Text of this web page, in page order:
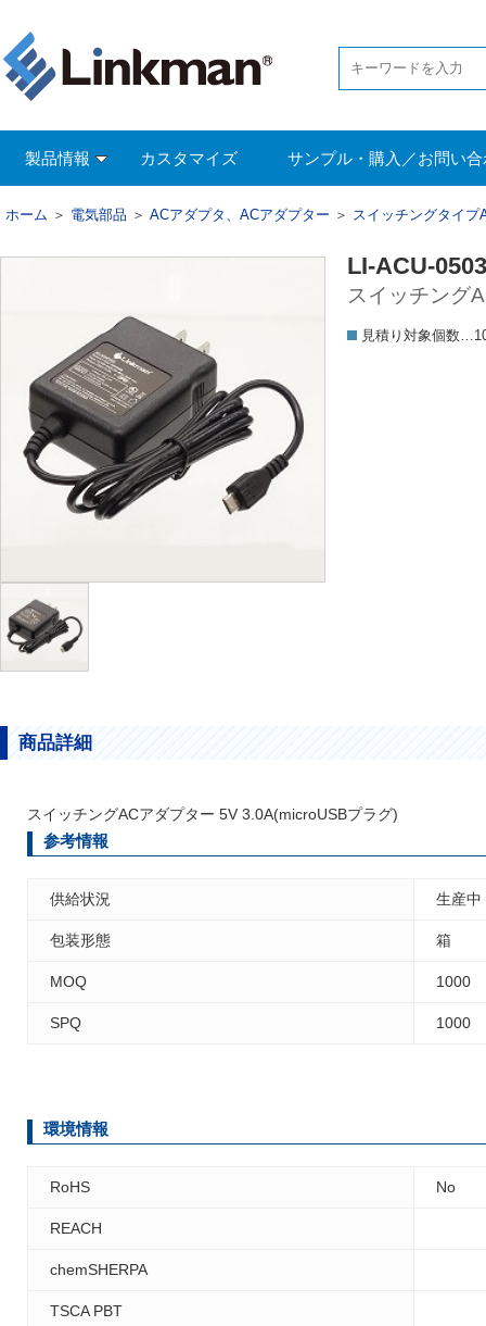
製品情報 カスタマイズ サンプル・購入／お問い
ホーム ＞ 電気部品 ＞ ACアダプタ、ACアダプター ＞ スイッチングタイプ
LI-ACU-
スイッチング
見積り対象個数
商品詳細
スイッチングACアダプター 5V 3.0A(microUSBプラグ)
参考情報
供給状況 生産中
包装形態 箱
MOQ 1000
SPQ 1000
環境情報
RoHS No
REACH
chemSHERPA
TSCA PBT